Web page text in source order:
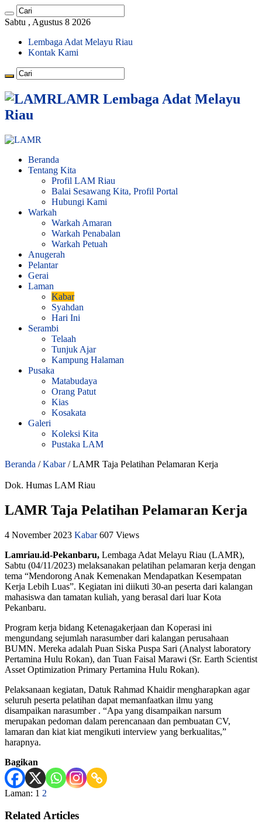
Sabtu , Agustus 8 2026
Lembaga Adat Melayu Riau
Kontak Kami
LAMR Lembaga Adat Melayu
Riau
Beranda
Tentang Kita
Profil LAM Riau
Balai Sesawang Kita, Profil Portal
Hubungi Kami
Warkah
Warkah Amaran
Warkah Penabalan
Warkah Petuah
Anugerah
Pelantar
Gerai
Laman
Kabar
Syahdan
Hari Ini
Serambi
Telaah
Tunjuk Ajar
Kampung Halaman
Pusaka
Matabudaya
Orang Patut
Kias
Kosakata
Galeri
Koleksi Kita
Pustaka LAM
Beranda / Kabar / LAMR Taja Pelatihan Pelamaran Kerja
Dok. Humas LAM Riau
LAMR Taja Pelatihan Pelamaran Kerja
4 November 2023 Kabar 607 Views
Lamriau.id-Pekanbaru, Lembaga Adat Melayu Riau (LAMR),
Sabtu (04/11/2023) melaksanakan pelatihan pelamaran kerja dengan
tema “Mendorong Anak Kemenakan Mendapatkan Kesempatan
Kerja Lebih Luas”. Kegiatan ini diikuti 30-an peserta dari kalangan
mahasiswa dan tamatan kuliah, yang berasal dari luar Kota
Pekanbaru.
Program kerja bidang Ketenagakerjaan dan Koperasi ini
mengundang sejumlah narasumber dari kalangan perusahaan
BUMN. Mereka adalah Puan Siska Puspa Sari (Analyst laboratory
Pertamina Hulu Rokan), dan Tuan Faisal Marawi (Sr. Earth Scientist
Asset Optimization Primary Pertamina Hulu Rokan).
Pelaksanaan kegiatan, Datuk Rahmad Khaidir mengharapkan agar
seluruh peserta pelatihan dapat memanfaatkan ilmu yang
disampaikan narasumber . “Apa yang disampaikan narsum
merupakan pedoman dalam perencanaan dan pembuatan CV,
lamaran dan kiat kiat mengikuti interview yang berkualitas,”
harapnya.
Bagikan
Laman: 1 2
Related Articles